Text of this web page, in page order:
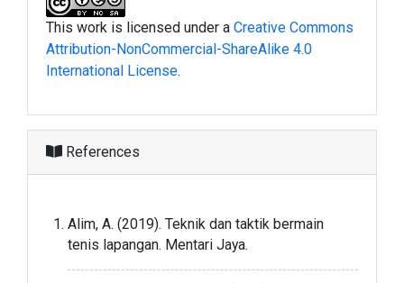
This work is licensed under a Creative Commons
Attribution-NonCommercial-ShareAlike 4.0
International License.
References
Alim, A. (2019). Teknik dan taktik bermain
tenis lapangan. Mentari Jaya.